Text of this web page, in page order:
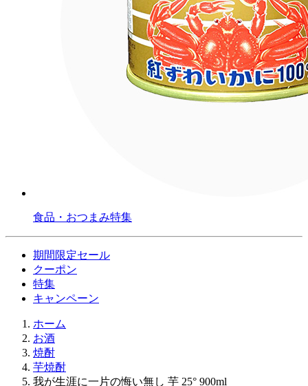
食品・おつまみ特集
期間限定セール
クーポン
特集
キャンペーン
ホーム
お酒
焼酎
芋焼酎
我が生涯に一片の悔い無し 芋 25° 900ml